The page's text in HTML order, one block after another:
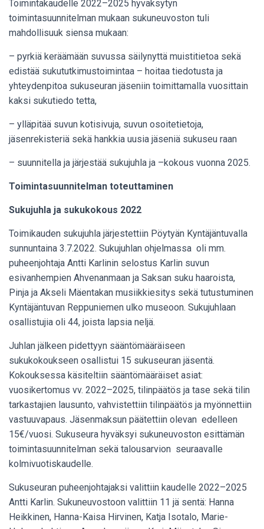
Toimintakaudelle 2022–2025 hyväksytyn
toimintasuunnitelman mukaan sukuneuvoston tuli
mahdollisuuk siensa mukaan:
– pyrkiä keräämään suvussa säilynyttä muistitietoa sekä
edistää sukututkimustoimintaa – hoitaa tiedotusta ja
yhteydenpitoa sukuseuran jäseniin toimittamalla vuosittain
kaksi sukutiedo tetta,
– ylläpitää suvun kotisivuja, suvun osoitetietoja,
jäsenrekisteriä sekä hankkia uusia jäseniä sukuseu raan
– suunnitella ja järjestää sukujuhla ja –kokous vuonna 2025.
Toimintasuunnitelman toteuttaminen
Sukujuhla ja sukukokous 2022
Toimikauden sukujuhla järjestettiin Pöytyän Kyntäjäntuvalla
sunnuntaina 3.7.2022. Sukujuhlan ohjelmassa oli mm.
puheenjohtaja Antti Karlinin selostus Karlin suvun
esivanhempien Ahvenanmaan ja Saksan suku haaroista,
Pinja ja Akseli Mäentakan musiikkiesitys sekä tutustuminen
Kyntäjäntuvan Reppuniemen ulko museoon. Sukujuhlaan
osallistujia oli 44, joista lapsia neljä.
Juhlan jälkeen pidettyyn sääntömääräiseen
sukukokoukseen osallistui 15 sukuseuran jäsentä.
Kokouksessa käsiteltiin sääntömääräiset asiat:
vuosikertomus vv. 2022–2025, tilinpäätös ja tase sekä tilin
tarkastajien lausunto, vahvistettiin tilinpäätös ja myönnettiin
vastuuvapaus. Jäsenmaksun päätettiin olevan edelleen
15€/vuosi. Sukuseura hyväksyi sukuneuvoston esittämän
toimintasuunnitelman sekä talousarvion seuraavalle
kolmivuotiskaudelle.
Sukuseuran puheenjohtajaksi valittiin kaudelle 2022–2025
Antti Karlin. Sukuneuvostoon valittiin 11 jä sentä: Hanna
Heikkinen, Hanna-Kaisa Hirvinen, Katja Isotalo, Marie-